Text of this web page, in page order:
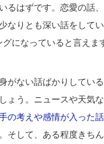
るはずです。恋愛の話
なりとも深い話をして
になっていると言えま
がない話ばかりしてい
ょう。ニュースや天気
の考えや感情が入った
そして、ある程度きち